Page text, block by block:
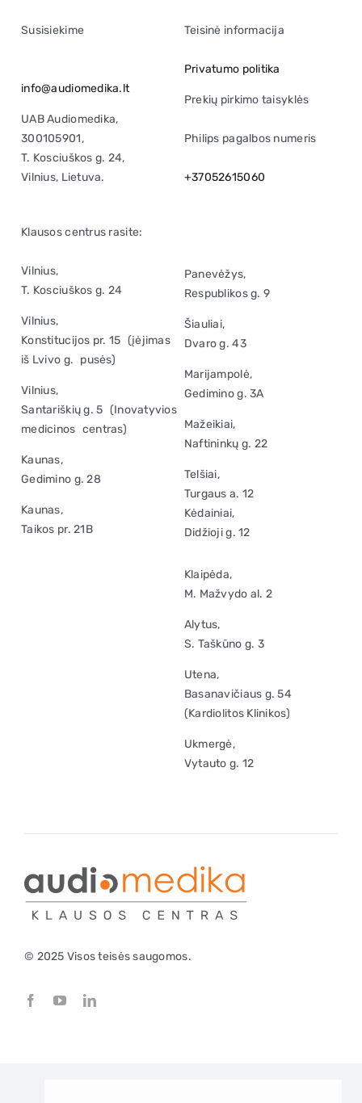
Susisiekime
info@audiomedika.lt
UAB Audiomedika,
300105901,
T. Kosciuškos g. 24,
Vilnius, Lietuva.
Teisinė informacija
Privatumo politika
Prekių pirkimo taisyklės
Philips pagalbos numeris
+37052615060
Klausos centrus rasite:
Vilnius,
T. Kosciuškos g. 24
Vilnius,
Konstitucijos pr. 15 (įėjimas
iš Lvivo g. pusės)
Vilnius,
Santariškių g. 5 (Inovatyvios
medicinos centras)
Kaunas,
Gedimino g. 28
Kaunas,
Taikos pr. 21B
Panevėžys,
Respublikos g. 9
Šiauliai,
Dvaro g. 43
Marijampolė,
Gedimino g. 3A
Mažeikiai,
Naftininkų g. 22
Telšiai,
Turgaus a. 12
Kėdainiai,
Didžioji g. 12
Klaipėda,
M. Mažvydo al. 2
Alytus,
S. Taškūno g. 3
Utena,
Basanavičiaus g. 54
(Kardiolitos Klinikos)
Ukmergė,
Vytauto g. 12
© 2025 Visos teisės saugomos.